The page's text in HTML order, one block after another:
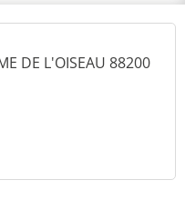
DE L'OISEAU 88200